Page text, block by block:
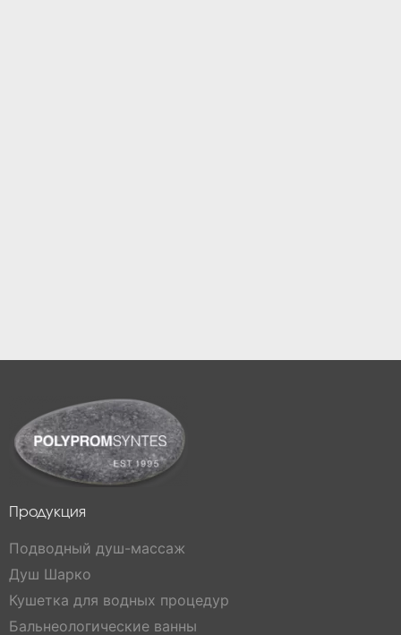
Продукция
Подводный душ-массаж
Душ Шарко
Кушетка для водных процедур
Бальнеологические ванны